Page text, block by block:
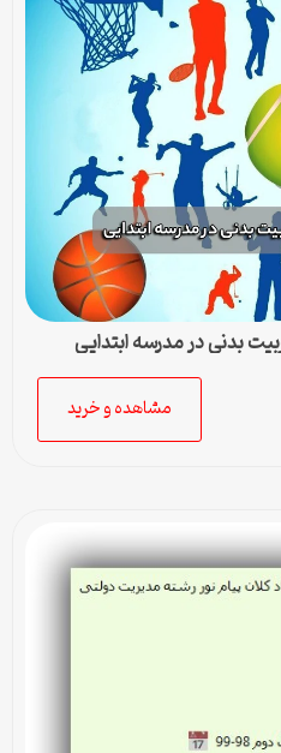
بدنی در مدرسه ابتدایی
مشاهده و خرید